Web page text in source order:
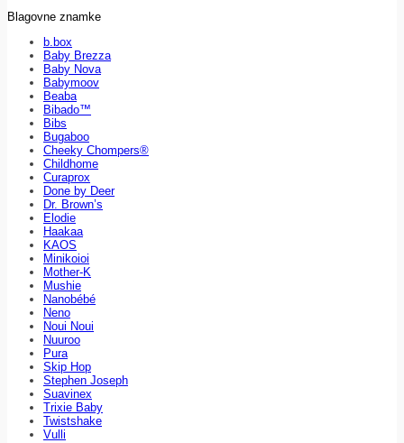
Blagovne znamke
b.box
Baby Brezza
Baby Nova
Babymoov
Beaba
Bibado™
Bibs
Bugaboo
Cheeky Chompers®
Childhome
Curaprox
Done by Deer
Dr. Brown’s
Elodie
Haakaa
KAOS
Minikoioi
Mother-K
Mushie
Nanobébé
Neno
Noui Noui
Nuuroo
Pura
Skip Hop
Stephen Joseph
Suavinex
Trixie Baby
Twistshake
Vulli